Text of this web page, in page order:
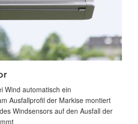
Wind automatisch ein
Ausfallprofil der Markise montiert
Windsensors auf den Ausfall der